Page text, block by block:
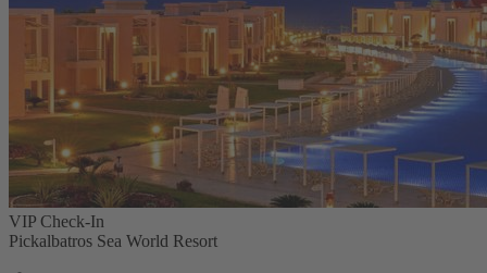
VIP Check-In
Pickalbatros Sea World Resort